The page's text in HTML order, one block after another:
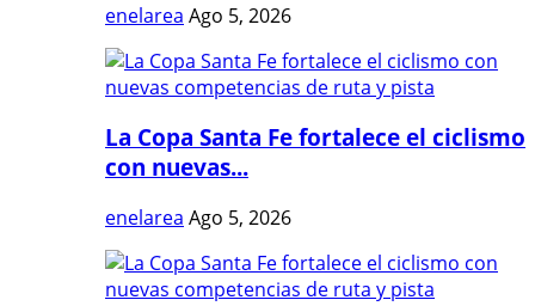
enelarea Ago 5, 2026
La Copa Santa Fe fortalece el ciclismo
con nuevas...
enelarea Ago 5, 2026